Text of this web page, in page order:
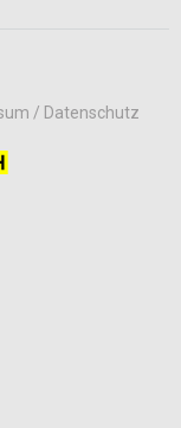
/ Datenschutz